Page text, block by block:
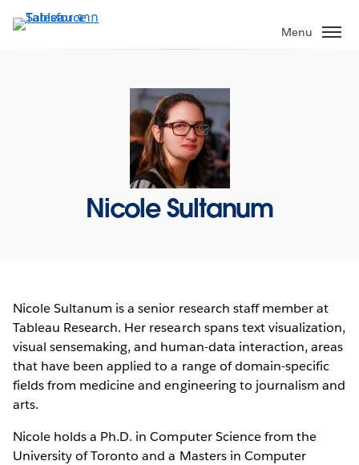
ไป
Menu
Nicole Sultanum
Nicole Sultanum is a senior research staff member at
Tableau Research. Her research spans text visualization,
visual sensemaking, and human-data interaction, areas
that have been applied to a range of domain-specific
fields from medicine and engineering to journalism and
arts.
Nicole holds a Ph.D. in Computer Science from the
University of Toronto and a Masters in Computer